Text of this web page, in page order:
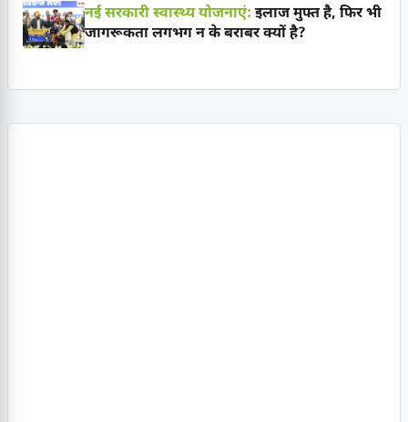
नई सरकारी स्वास्थ्य योजनाएं: इलाज मुफ्त है, फिर भी
जागरूकता लगभग न के बराबर क्यों है?